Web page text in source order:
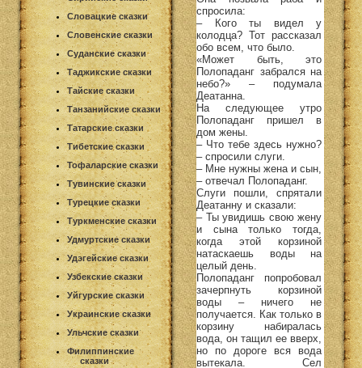
Словацкие сказки
Словенские сказки
Суданские сказки
Таджикские сказки
Тайские сказки
Танзанийские сказки
Татарские сказки
Тибетские сказки
Тофаларские сказки
Тувинские сказки
Турецкие сказки
Туркменские сказки
Удмуртские сказки
Удэгейские сказки
Узбекские сказки
Уйгурские сказки
Украинские сказки
Ульчские сказки
Филиппинские
сказки
спросила:
– Кого ты видел у
колодца? Тот рассказал
обо всем, что было.
«Может быть, это
Полопаданг забрался на
небо?» – подумала
Деатанна.
На следующее утро
Полопаданг пришел в
дом жены.
– Что тебе здесь нужно?
– спросили слуги.
– Мне нужны жена и сын,
– отвечал Полопаданг.
Слуги пошли, спрятали
Деатанну и сказали:
– Ты увидишь свою жену
и сына только тогда,
когда этой корзиной
натаскаешь воды на
целый день.
Полопаданг попробовал
зачерпнуть корзиной
воды – ничего не
получается. Как только в
корзину набиралась
вода, он тащил ее вверх,
но по дороге вся вода
вытекала. Сел